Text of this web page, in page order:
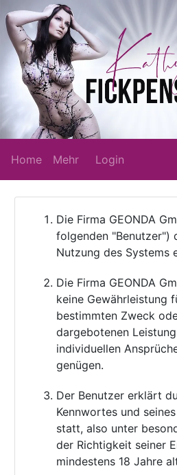
Home Mehr Login
Die Firma GEONDA
folgenden "Benutzer")
Nutzung des Systems
Die Firma GEONDA
keine Gewährleistung
bestimmten Zweck
dargebotenen
individuellen
genügen.
Der Benutzer erklärt
Kennwortes und
statt, also unter
der Richtigkeit seiner
mindestens 18 Jahre